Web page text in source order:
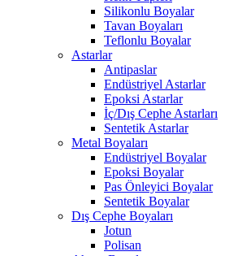
Silikonlu Boyalar
Tavan Boyaları
Teflonlu Boyalar
Astarlar
Antipaslar
Endüstriyel Astarlar
Epoksi Astarlar
İç/Dış Cephe Astarları
Sentetik Astarlar
Metal Boyaları
Endüstriyel Boyalar
Epoksi Boyalar
Pas Önleyici Boyalar
Sentetik Boyalar
Dış Cephe Boyaları
Jotun
Polisan